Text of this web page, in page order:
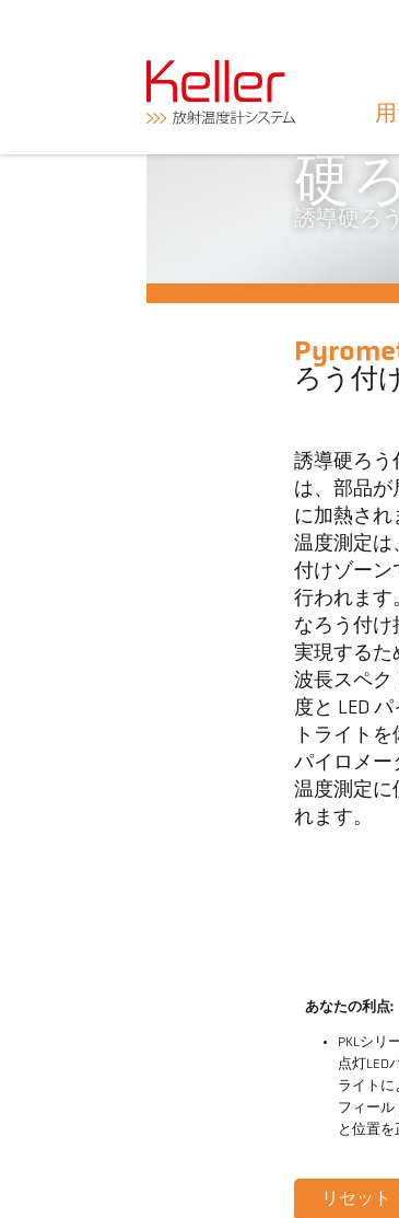
硬
誘導硬ろ
ろう付
誘導硬ろう
は、部品が
に加熱され
温度測定は
付けゾーン
行われます
なろう付け
実現するた
波長スペク
度と LED
トライトを
パイロメー
温度測定に
れます。
あなたの利点:
PKLシリ
点灯LED
ライトに
フィール
と位置を
リセット